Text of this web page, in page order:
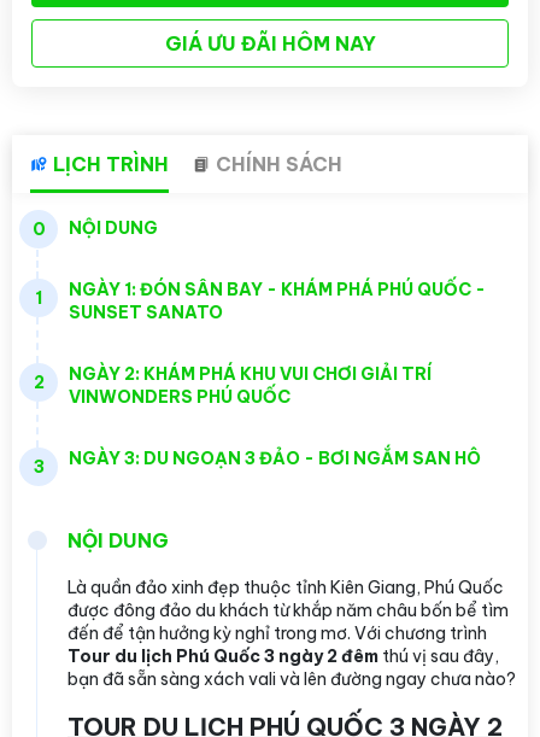
GIÁ ƯU ĐÃI HÔM NAY
LỊCH TRÌNH CHÍNH SÁCH
0 NỘI DUNG
1
NGÀY 1: ĐÓN SÂN BAY - KHÁM PHÁ PHÚ QUỐC -
SUNSET SANATO
2
NGÀY 2: KHÁM PHÁ KHU VUI CHƠI GIẢI TRÍ
VINWONDERS PHÚ QUỐC
3 NGÀY 3: DU NGOẠN 3 ĐẢO - BƠI NGẮM SAN HÔ
NỘI DUNG
Là quần đảo xinh đẹp thuộc tỉnh Kiên Giang, Phú Quốc
được đông đảo du khách từ khắp năm châu bốn bể tìm
đến để tận hưởng kỳ nghỉ trong mơ. Với chương trình
Tour du lịch Phú Quốc 3 ngày 2 đêm thú vị sau đây,
bạn đã sẵn sàng xách vali và lên đường ngay chưa nào?
TOUR DU LỊCH PHÚ QUỐC 3 NGÀY 2